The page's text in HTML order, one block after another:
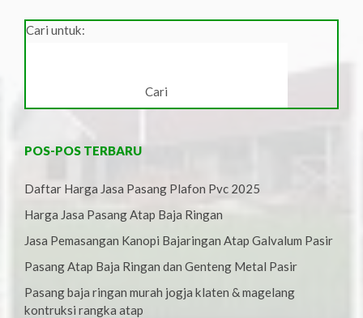
Cari untuk:
POS-POS TERBARU
Daftar Harga Jasa Pasang Plafon Pvc 2025
Harga Jasa Pasang Atap Baja Ringan
Jasa Pemasangan Kanopi Bajaringan Atap Galvalum Pasir
Pasang Atap Baja Ringan dan Genteng Metal Pasir
Pasang baja ringan murah jogja klaten & magelang
kontruksi rangka atap